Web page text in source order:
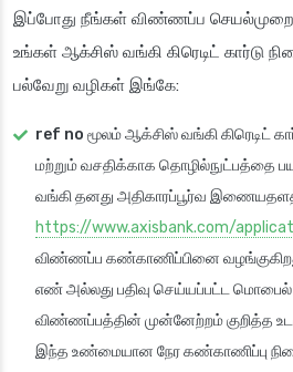
இப்போது நீங்கள் விண்ணப்ப
உங்கள் ஆக்சிஸ் வங்கி கிரெடிட் கார்டு
பல்வேறு வழிகள் இங்கே:
ref no மூலம் ஆக்சிஸ் வங்கி கிரெடிட்
மற்றும் வசதிக்காக தொழில்நுட்பத்தை
வங்கி தனது அதிகாரப்பூர்வ
https://www.axisbank.com/
விண்ணப்ப கண்காணிப்பினை
எண் அல்லது பதிவு செய்யப்பட்ட
விண்ணப்பத்தின் முன்னேற்றம் குறித்த
இந்த உண்மையான நேர கண்காணிப்பு